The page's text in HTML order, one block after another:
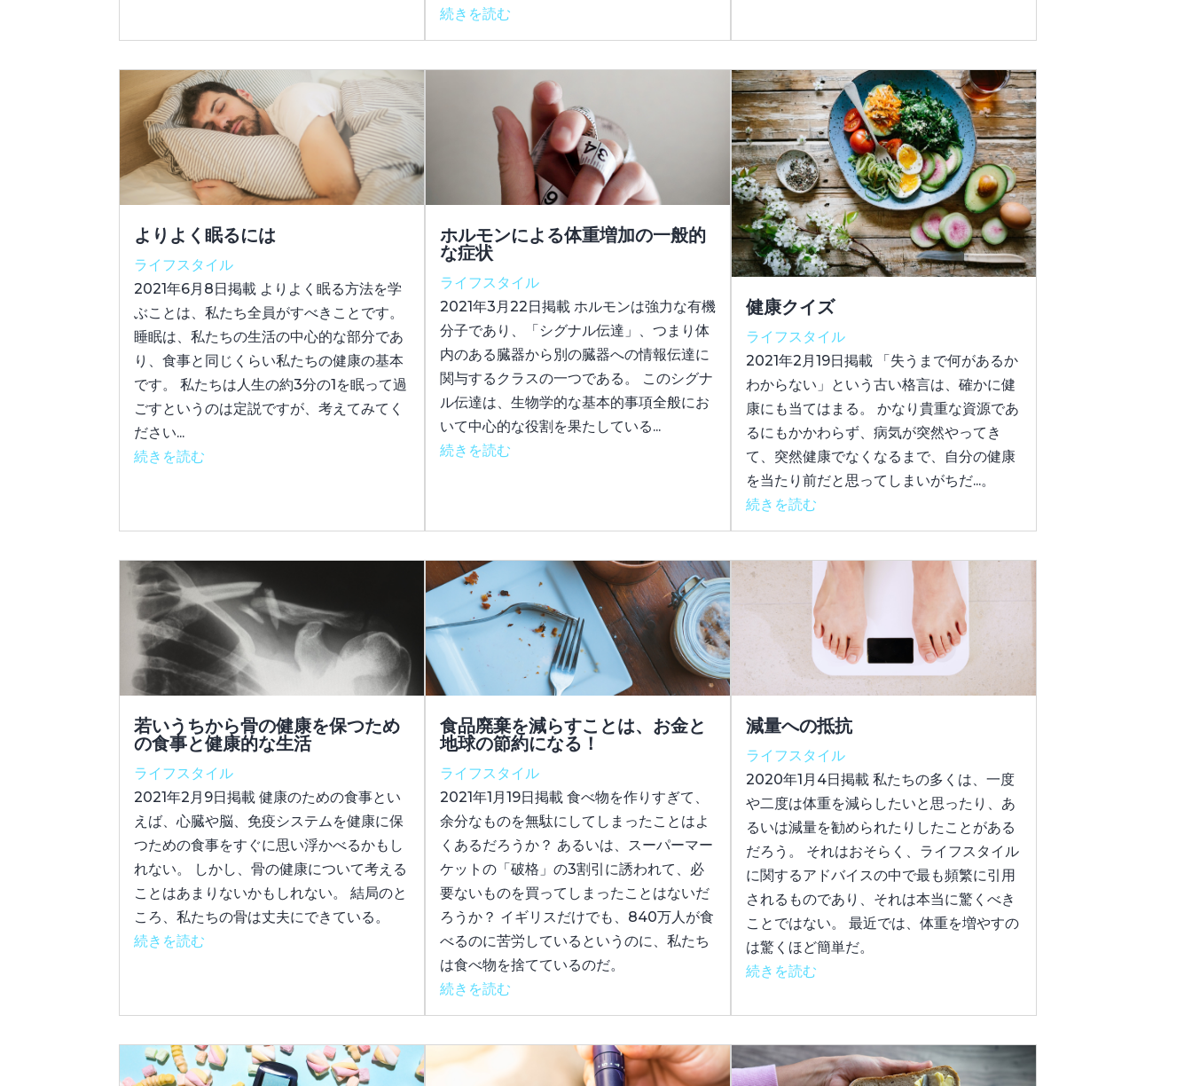
続きを読む
よりよく眠るには
ライフスタイル
2021年6月8日掲載 よりよく眠る方法を学
ぶことは、私たち全員がすべきことです。
睡眠は、私たちの生活の中心的な部分であ
り、食事と同じくらい私たちの健康の基本
です。 私たちは人生の約3分の1を眠って過
ごすというのは定説ですが、考えてみてく
ださい...
続きを読む
ホルモンによる体重増加の一般的
な症状
ライフスタイル
2021年3月22日掲載 ホルモンは強力な有機
分子であり、「シグナル伝達」、つまり体
内のある臓器から別の臓器への情報伝達に
関与するクラスの一つである。 このシグナ
ル伝達は、生物学的な基本的事項全般にお
いて中心的な役割を果たしている...
続きを読む
健康クイズ
ライフスタイル
2021年2月19日掲載 「失うまで何があるか
わからない」という古い格言は、確かに健
康にも当てはまる。 かなり貴重な資源であ
るにもかかわらず、病気が突然やってき
て、突然健康でなくなるまで、自分の健康
を当たり前だと思ってしまいがちだ...。
続きを読む
若いうちから骨の健康を保つため
の食事と健康的な生活
ライフスタイル
2021年2月9日掲載 健康のための食事とい
えば、心臓や脳、免疫システムを健康に保
つための食事をすぐに思い浮かべるかもし
れない。 しかし、骨の健康について考える
ことはあまりないかもしれない。 結局のと
ころ、私たちの骨は丈夫にできている。
続きを読む
食品廃棄を減らすことは、お金と
地球の節約になる！
ライフスタイル
2021年1月19日掲載 食べ物を作りすぎて、
余分なものを無駄にしてしまったことはよ
くあるだろうか？ あるいは、スーパーマー
ケットの「破格」の3割引に誘われて、必
要ないものを買ってしまったことはないだ
ろうか？ イギリスだけでも、840万人が食
べるのに苦労しているというのに、私たち
は食べ物を捨てているのだ。
続きを読む
減量への抵抗
ライフスタイル
2020年1月4日掲載 私たちの多くは、一度
や二度は体重を減らしたいと思ったり、あ
るいは減量を勧められたりしたことがある
だろう。 それはおそらく、ライフスタイル
に関するアドバイスの中で最も頻繁に引用
されるものであり、それは本当に驚くべき
ことではない。 最近では、体重を増やすの
は驚くほど簡単だ。
続きを読む